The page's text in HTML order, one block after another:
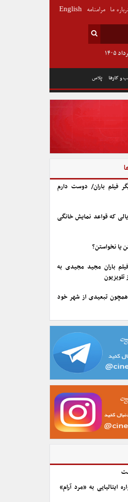
و کارها پلاس
ما مرامنامه English
فیلم باران/ دوست دارم
که قواعد نمایش خانگی
یا نخواستن؟
باران مجید مجیدی به
تلویزیون
تبعیدی از شهر خود
ایتالیایی به «مرد آرام»